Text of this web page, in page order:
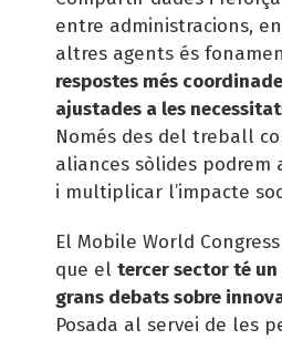
entre administracions,
altres agents és
respostes més
ajustades a les
Només des del treball
aliances sòlides
i multiplicar l’impacte
El Mobile World
que el tercer sector té un
grans debats sobre
Posada al servei de les